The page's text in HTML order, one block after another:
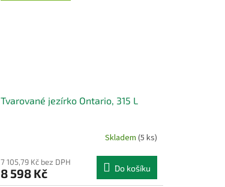
Tvarované jezírko Ontario, 315 L
Skladem (5 ks)
7 105,79 Kč bez DPH
8 598 Kč Do košíku